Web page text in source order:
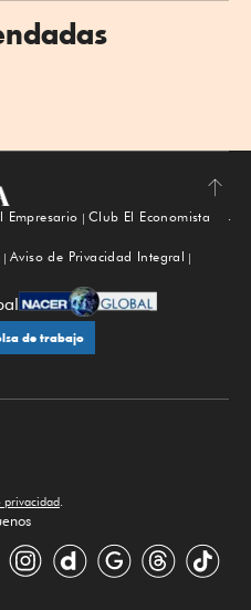
Subir
Empresario
Club El Economista
Aviso de Privacidad Integral
de trabajo
privacidad.